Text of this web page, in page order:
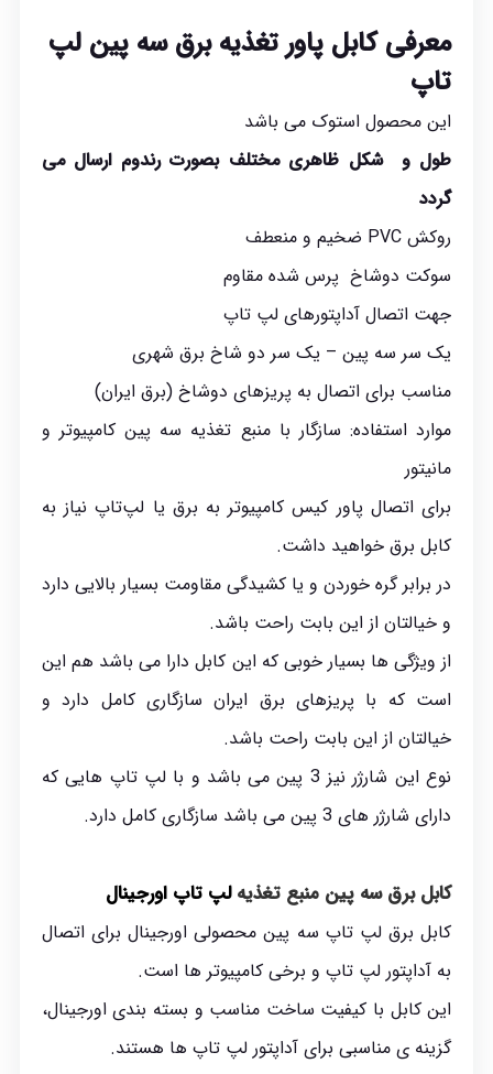
معرفی کابل پاور تغذیه برق سه پین لپ
تاپ
این محصول استوک می باشد
طول و شکل ظاهری مختلف بصورت رندوم ارسال می
گردد
روکش PVC ضخیم و منعطف
سوکت دوشاخ پرس شده مقاوم
جهت اتصال آداپتورهای لپ تاپ
یک سر سه پین – یک سر دو شاخ برق شهری
مناسب برای اتصال به پریزهای دوشاخ (برق ایران)
موارد استفاده: سازگار با منبع تغذیه سه پین کامپیوتر و
مانیتور
برای اتصال پاور کیس کامپیوتر به برق یا لپ‌تاپ نیاز به
کابل برق خواهید داشت.
در برابر گره خوردن و یا کشیدگی مقاومت بسیار بالایی دارد
و خیالتان از این بابت راحت باشد.
از ویژگی ها بسیار خوبی که این کابل دارا می باشد هم این
است که با پریزهای برق ایران سازگاری کامل دارد و
خیالتان از این بابت راحت باشد.
نوع این شارژر نیز 3 پین می باشد و با لپ تاپ هایی که
دارای شارژر های 3 پین می باشد سازگاری کامل دارد.
کابل برق سه پین منبع تغذیهلپ تاپ اورجینال
کابل برق لپ تاپ سه پین محصولی اورجینال برای اتصال
به آداپتور لپ تاپ و برخی کامپیوتر ها است.
این کابل با کیفیت ساخت مناسب و بسته بندی اورجینال،
گزینه ی مناسبی برای آداپتور لپ تاپ ها هستند.